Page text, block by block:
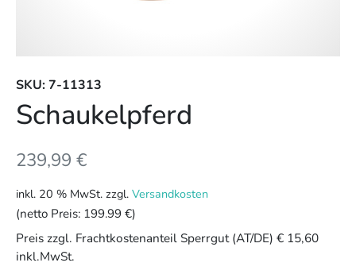
SKU: 7-11313
Schaukelpferd
239,99 €
inkl. 20 % MwSt. zzgl. Versandkosten
(netto Preis: 199.99 €)
Preis zzgl. Frachtkostenanteil Sperrgut (AT/DE) € 15,60
inkl.MwSt.